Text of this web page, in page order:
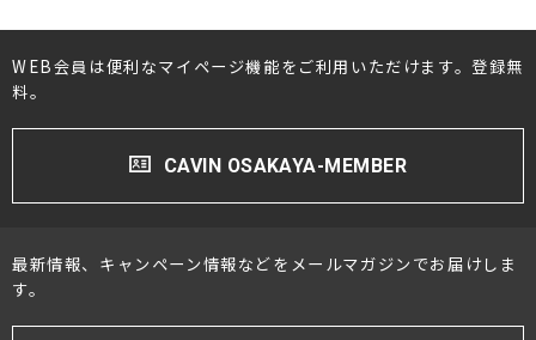
WEB会員は便利なマイページ機能をご利用いただけます。登録無
料。
CAVIN OSAKAYA-MEMBER
最新情報、キャンペーン情報などをメールマガジンでお届けしま
す。